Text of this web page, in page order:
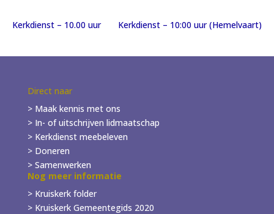
Kerkdienst – 10.00 uur Kerkdienst – 10:00 uur (Hemelvaart)
Direct naar
> Maak kennis met ons
> In- ofuitschrijven lidmaatschap
> Kerkdienst meebeleven
> Doneren
> Samenwerken
Nog meer informatie
> Kruiskerk folder
>Kruiskerk Gemeentegids 2020